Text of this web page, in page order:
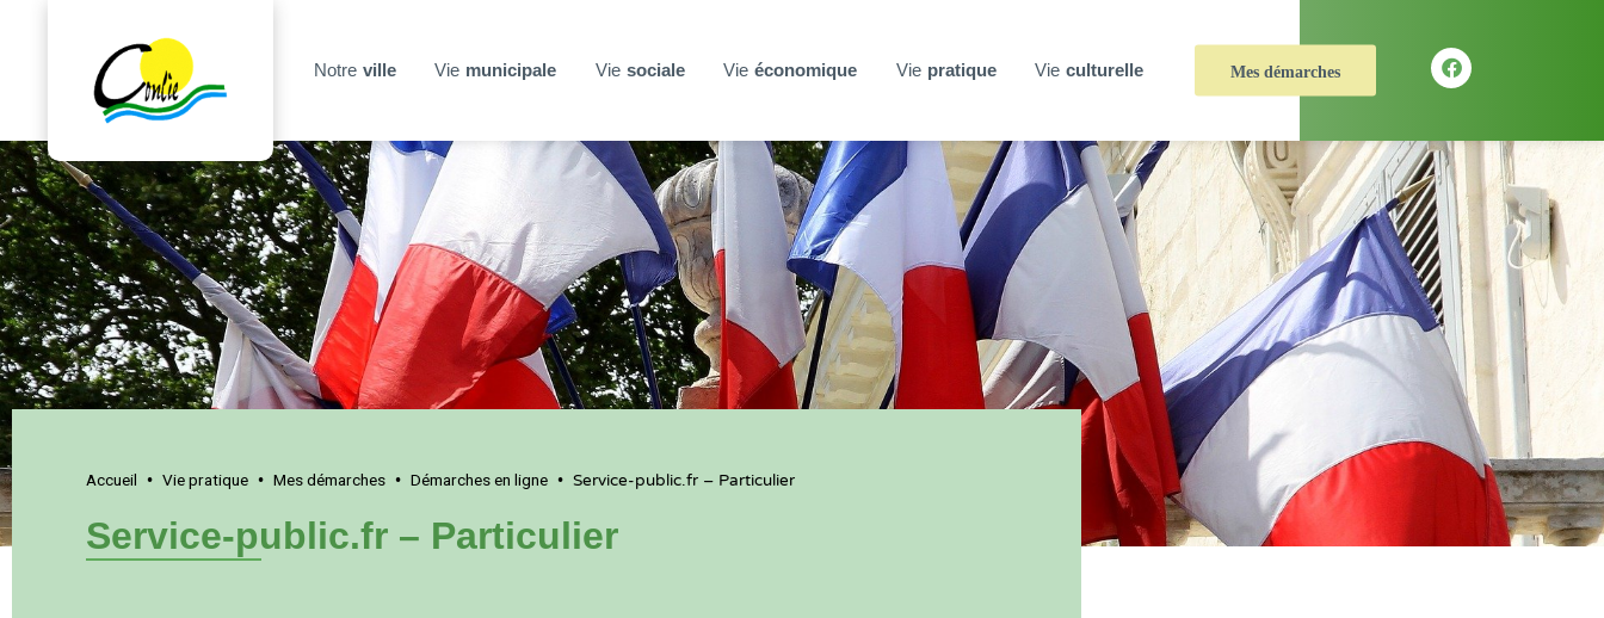
Notre ville Vie municipale Vie sociale Vie économique Vie pratique Vie culturelle Mes démarches
Accueil • Vie pratique • Mes démarches • Démarches en ligne • Service-public.fr – Particulier
Service-public.fr – Particulier